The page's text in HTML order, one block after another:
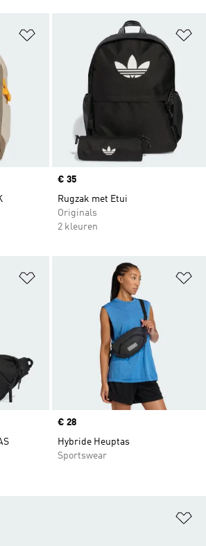
Op verlanglijst zetten
Price
€ 35
Rugzak met Etui
Originals
2 kleuren
Op verlanglijst zetten
Price
€ 28
Hybride Heuptas
Sportswear